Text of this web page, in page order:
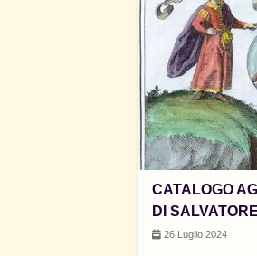
CATALOGO
DI
26 Luglio 2024